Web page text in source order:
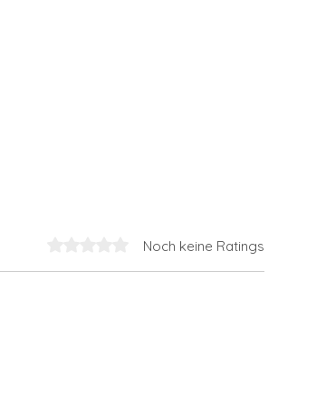
Mit 0 von 5 Sternen bewertet.
Noch keine Ratings